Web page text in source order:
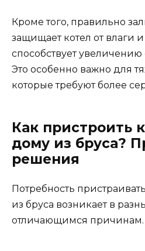
Кроме того, правильно
защищает котел от влаги
способствует увеличению
Это особенно важно для
которые требуют более
Как пристроить
дому из бруса?
решения
Потребность
из бруса возникает в
отличающимся причинам.